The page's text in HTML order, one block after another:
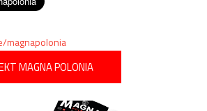
magnapolonia
MAGNA POLONIA